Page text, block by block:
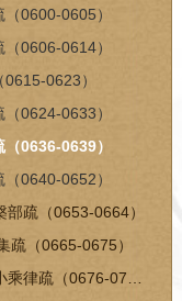
0600-0605）
0606-0614）
0623）
0624-0633）
0636-0639）
0640-0652）
疏（0653-0664）
疏（0665-0675）